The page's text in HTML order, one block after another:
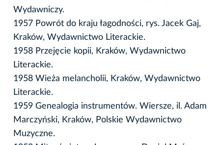
Wydawniczy.
1957 Powrót do kraju łagodności, rys. Jacek Gaj,
Kraków, Wydawnictwo Literackie.
1958 Przejęcie kopii, Kraków, Wydawnictwo
Literackie.
1958 Wieża melancholii, Kraków, Wydawnictwo
Literackie.
1959 Genealogia instrumentów. Wiersze, il. Adam
Marczyński, Kraków, Polskie Wydawnictwo
Muzyczne.